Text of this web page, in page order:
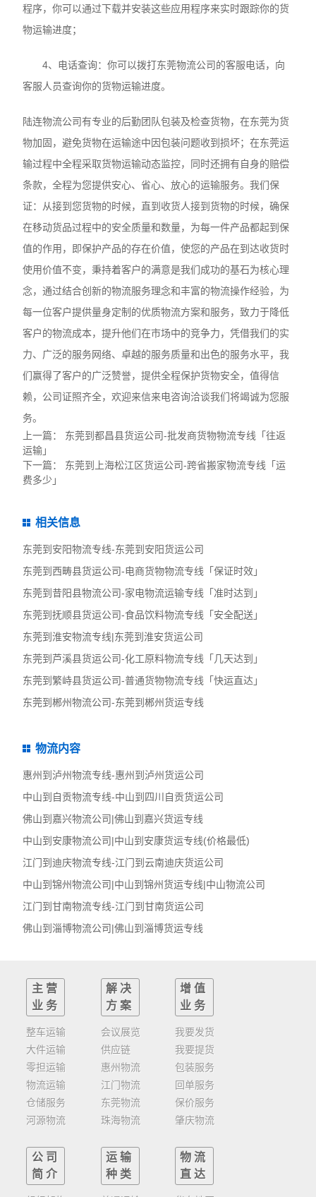
程序，你可以通过下载并安装这些应用程序来实时跟踪你的货
物运输进度；
4、电话查询：你可以拨打东莞物流公司的客服电话，向
客服人员查询你的货物运输进度。
陆连物流公司有专业的后勤团队包装及检查货物，在东莞为货
物加固，避免货物在运输途中因包装问题收到损坏；在东莞运
输过程中全程采取货物运输动态监控，同时还拥有自身的赔偿
条款，全程为您提供安心、省心、放心的运输服务。我们保
证：从接到您货物的时候，直到收货人接到货物的时候，确保
在移动货品过程中的安全质量和数量，为每一件产品都起到保
值的作用，即保护产品的存在价值，使您的产品在到达收货时
使用价值不变，秉持着客户的满意是我们成功的基石为核心理
念，通过结合创新的物流服务理念和丰富的物流操作经验，为
每一位客户提供量身定制的优质物流方案和服务，致力于降低
客户的物流成本，提升他们在市场中的竞争力，凭借我们的实
力、广泛的服务网络、卓越的服务质量和出色的服务水平，我
们赢得了客户的广泛赞誉，提供全程保护货物安全，值得信
赖，公司证照齐全，欢迎来信来电咨询洽谈我们将竭诚为您服
务。
上一篇： 东莞到都昌县货运公司-批发商货物物流专线「往返
运输」
下一篇： 东莞到上海松江区货运公司-跨省搬家物流专线「运
费多少」
相关信息
东莞到安阳物流专线-东莞到安阳货运公司
东莞到西畴县货运公司-电商货物物流专线「保证时效」
东莞到昔阳县物流公司-家电物流运输专线「准时达到」
东莞到抚顺县货运公司-食品饮料物流专线「安全配送」
东莞到淮安物流专线|东莞到淮安货运公司
东莞到芦溪县货运公司-化工原料物流专线「几天达到」
东莞到繁峙县货运公司-普通货物物流专线「快运直达」
东莞到郴州物流公司-东莞到郴州货运专线
物流内容
惠州到泸州物流专线-惠州到泸州货运公司
中山到自贡物流专线-中山到四川自贡货运公司
佛山到嘉兴物流公司|佛山到嘉兴货运专线
中山到安康物流公司|中山到安康货运专线(价格最低)
江门到迪庆物流专线-江门到云南迪庆货运公司
中山到锦州物流公司|中山到锦州货运专线|中山物流公司
江门到甘南物流专线-江门到甘南货运公司
佛山到淄博物流公司|佛山到淄博货运专线
主营
业务
整车运输
大件运输
零担运输
物流运输
仓储服务
河源物流
解决
方案
会议展览
供应链
惠州物流
江门物流
东莞物流
珠海物流
增值
业务
我要发货
我要提货
包装服务
回单服务
保价服务
肇庆物流
公司
简介
运输
种类
物流
直达